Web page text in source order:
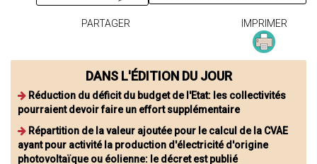
PARTAGER IMPRIMER
DANS L'ÉDITION DU JOUR
Réduction du déficit du budget de l'Etat: les collectivités
pourraient devoir faire un effort supplémentaire
Répartition de la valeur ajoutée pour le calcul de la CVAE
ayant pour activité la production d'électricité d'origine
photovoltaïque ou éolienne: le décret est publié